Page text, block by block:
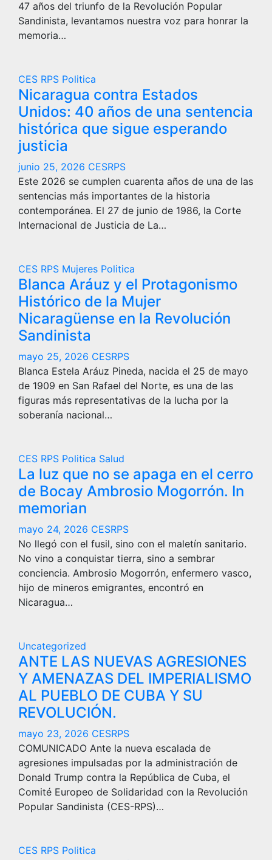
47 años del triunfo de la Revolución Popular
Sandinista, levantamos nuestra voz para honrar la
memoria…
CES RPS Politica
Nicaragua contra Estados
Unidos: 40 años de una sentencia
histórica que sigue esperando
justicia
junio 25, 2026 CESRPS
Este 2026 se cumplen cuarenta años de una de las
sentencias más importantes de la historia
contemporánea. El 27 de junio de 1986, la Corte
Internacional de Justicia de La…
CES RPS Mujeres Politica
Blanca Aráuz y el Protagonismo
Histórico de la Mujer
Nicaragüense en la Revolución
Sandinista
mayo 25, 2026 CESRPS
Blanca Estela Aráuz Pineda, nacida el 25 de mayo
de 1909 en San Rafael del Norte, es una de las
figuras más representativas de la lucha por la
soberanía nacional…
CES RPS Politica Salud
La luz que no se apaga en el cerro
de Bocay Ambrosio Mogorrón. In
memorian
mayo 24, 2026 CESRPS
No llegó con el fusil, sino con el maletín sanitario.
No vino a conquistar tierra, sino a sembrar
conciencia. Ambrosio Mogorrón, enfermero vasco,
hijo de mineros emigrantes, encontró en
Nicaragua…
Uncategorized
ANTE LAS NUEVAS AGRESIONES
Y AMENAZAS DEL IMPERIALISMO
AL PUEBLO DE CUBA Y SU
REVOLUCIÓN.
mayo 23, 2026 CESRPS
COMUNICADO Ante la nueva escalada de
agresiones impulsadas por la administración de
Donald Trump contra la República de Cuba, el
Comité Europeo de Solidaridad con la Revolución
Popular Sandinista (CES-RPS)…
CES RPS Politica